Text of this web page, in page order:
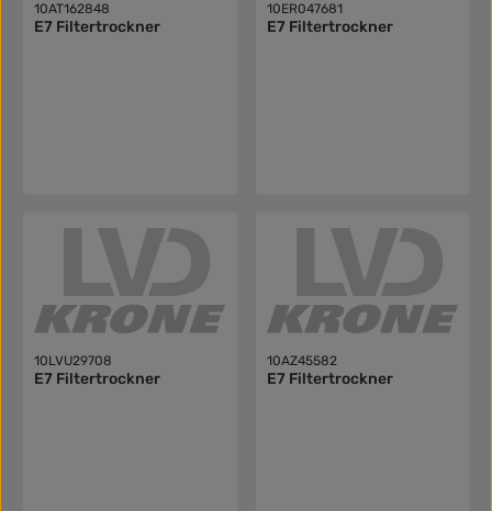
10AT162848
E7 Filtertrockner
10ER047681
E7 Filtertrockner
10LVU29708
E7 Filtertrockner
10AZ45582
E7 Filtertrockner